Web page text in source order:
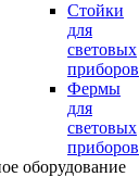
Стойки
для
световых
приборов
Фермы
для
световых
приборов
оборудование